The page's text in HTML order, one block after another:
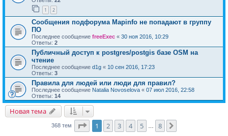
1 2
Сообщения подфорума Mapinfo не попадают в группу
ПО
Последнее сообщение freeExec « 30 ноя 2016, 10:29
Ответы: 2
Публичный доступ к postgres/postgis базе OSM на
чтение
Последнее сообщение d1g « 10 сен 2016, 17:23
Ответы: 3
Правила для людей или люди для правил?
Последнее сообщение Natalia Novoselova « 07 июл 2016, 22:58
Ответы: 14
Новая тема
368 тем Страница1 из
1 2 3 4 5 8